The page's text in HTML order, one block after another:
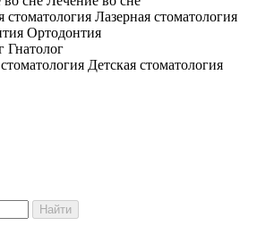
Лазерная стоматология
Ортодонтия
Гнатолог
Детская стоматология
Найти